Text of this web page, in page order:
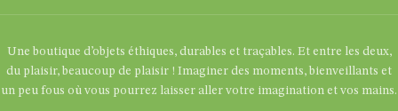
Une boutique d’objets éthiques, durables et traçables. Et entre les deux,
du plaisir, beaucoup de plaisir ! Imaginer des moments, bienveillants et
un peu fous où vous pourrez laisser aller votre imagination et vos mains.